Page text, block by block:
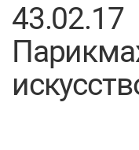
43.02.17